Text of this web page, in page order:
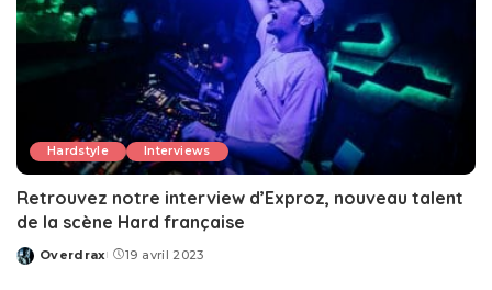
Hardstyle Interviews
Retrouvez notre interview d’Exproz, nouveau talent
de la scène Hard française
Posted
Overdrax 19 avril 2023